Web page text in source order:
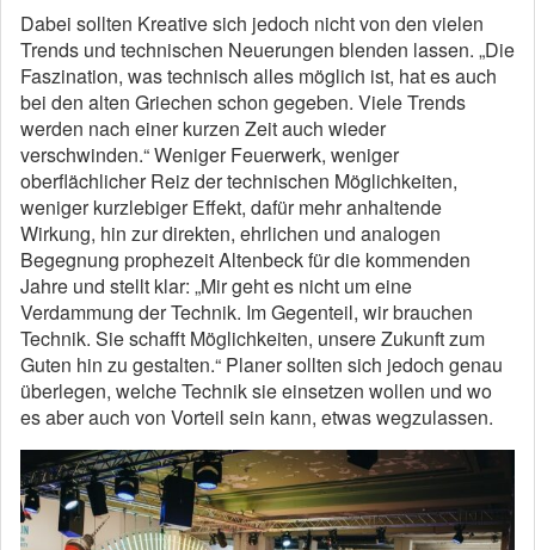
Dabei sollten Kreative sich jedoch nicht von den vielen
Trends und technischen Neuerungen blenden lassen. „Die
Faszination, was technisch alles möglich ist, hat es auch
bei den alten Griechen schon gegeben. Viele Trends
werden nach einer kurzen Zeit auch wieder
verschwinden.“ Weniger Feuerwerk, weniger
oberflächlicher Reiz der technischen Möglichkeiten,
weniger kurzlebiger Effekt, dafür mehr anhaltende
Wirkung, hin zur direkten, ehrlichen und analogen
Begegnung prophezeit Altenbeck für die kommenden
Jahre und stellt klar: „Mir geht es nicht um eine
Verdammung der Technik. Im Gegenteil, wir brauchen
Technik. Sie schafft Möglichkeiten, unsere Zukunft zum
Guten hin zu gestalten.“ Planer sollten sich jedoch genau
überlegen, welche Technik sie einsetzen wollen und wo
es aber auch von Vorteil sein kann, etwas wegzulassen.